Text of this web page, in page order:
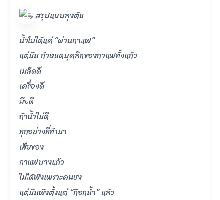
สรุปแบบลุงต้น
น้ำไม่ได้แค่ “ผ่านกาแฟ”
แต่มัน กำหนดบุคลิกของกาแฟทั้งแก้ว
เมล็ดดี
เครื่องดี
มือดี
ถ้าน้ำไม่ดี
ทุกอย่างที่ทำมา
เสียของ
กาแฟบางแก้ว
ไม่ได้พังเพราะคนชง
แต่มันพังตั้งแต่ “ก๊อกน้ำ” แล้ว